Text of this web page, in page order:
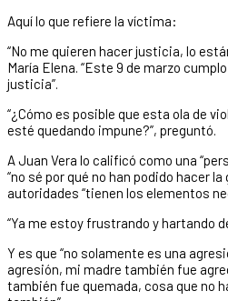
Aquí lo que refiere la víctima:
“No me quieren hacer justicia, lo
María Elena. “Este 9 de marzo
justicia”.
“¿Cómo es posible que esta ola de
esté quedando impune?”, preguntó.
A Juan Vera lo calificó como una
“no sé por qué no han podido hacer
autoridades “tienen los elementos
“Ya me estoy frustrando y hartando
Y es que “no solamente es una
agresión, mi madre también fue
también fue quemada, cosa que no